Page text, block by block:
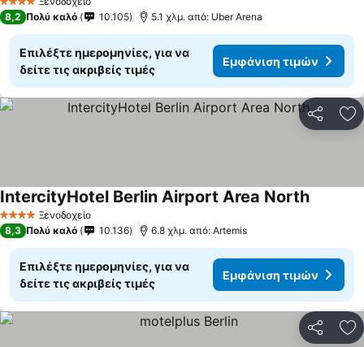
4 Αστέρια
8,2 Πολύ καλό 10.105 5.1 χλμ. από: Uber Arena
Επιλέξτε ημερομηνίες, για να
δείτε τις ακριβείς τιμές
Εμφάνιση τιμών
4 ΑστέριαΞενοδοχείο
IntercityHotel Berlin Airport Area North
8,3 Πολύ καλό 10.136 6.8 χλμ. από: Artemis
Επιλέξτε ημερομηνίες, για να
δείτε τις ακριβείς τιμές
Εμφάνιση τιμών